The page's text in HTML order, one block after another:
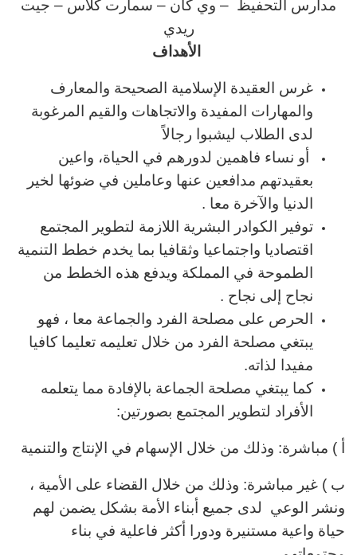
مدارس التحفيظ – وي كان – سمارت كلاس – جيت
ريدي
الأهداف
غرس العقيدة الإسلامية الصحيحة والمعارف
والمهارات المفيدة والاتجاهات والقيم المرغوبة
لدى الطلاب ليشبوا رجالاً
أو نساء فاهمين لدورهم في الحياة، واعين
بعقيدتهم مدافعين عنها وعاملين في ضوئها لخير
الدنيا والآخرة معا .
توفير الكوادر البشرية اللازمة لتطوير المجتمع
اقتصاديا واجتماعيا وثقافيا بما يخدم خطط التنمية
الطموحة في المملكة ويدفع هذه الخطط من
نجاح إلى نجاح .
الحرص على مصلحة الفرد والجماعة معا ، فهو
يبتغي مصلحة الفرد من خلال تعليمه تعليما كافيا
مفيدا لذاته.
كما يبتغي مصلحة الجماعة بالإفادة مما يتعلمه
الأفراد لتطوير المجتمع بصورتين:
أ ) مباشرة: وذلك من خلال الإسهام في الإنتاج والتنمية
ب ) غير مباشرة: وذلك من خلال القضاء على الأمية ،
ونشر الوعي لدى جميع أبناء الأمة بشكل يضمن لهم
حياة واعية مستنيرة ودورا أكثر فاعلية في بناء